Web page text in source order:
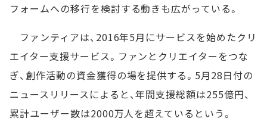
フォームへの移行を検討する動きも広がっている。
ファンティアは、2016年5月にサービスを始めたクリ
エイター支援サービス。ファンとクリエイターをつな
ぎ、創作活動の資金獲得の場を提供する。5月28日付の
ニュースリリースによると、年間支援総額は255億円、
累計ユーザー数は2000万人を超えているという。